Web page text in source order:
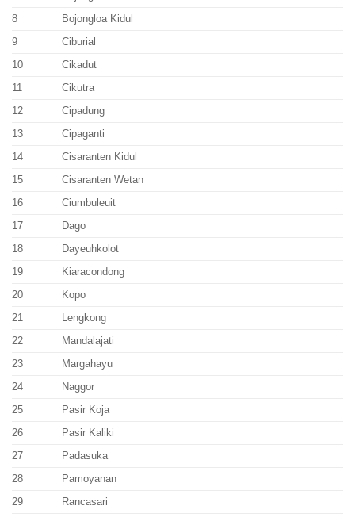
8
Bojongloa Kidul
9
Ciburial
10
Cikadut
11
Cikutra
12
Cipadung
13
Cipaganti
14
Cisaranten Kidul
15
Cisaranten Wetan
16
Ciumbuleuit
17
Dago
18
Dayeuhkolot
19
Kiaracondong
20
Kopo
21
Lengkong
22
Mandalajati
23
Margahayu
24
Naggor
25
Pasir Koja
26
Pasir Kaliki
27
Padasuka
28
Pamoyanan
29
Rancasari